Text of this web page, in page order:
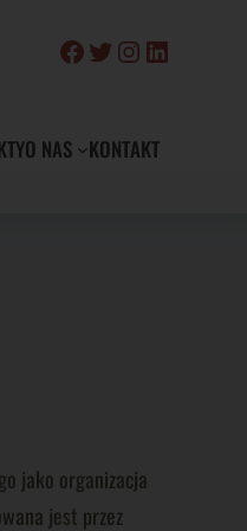
Facebook
Twitter
Instagram
LinkedIn
O NAS KONTAKT
jako organizacja
jest przez